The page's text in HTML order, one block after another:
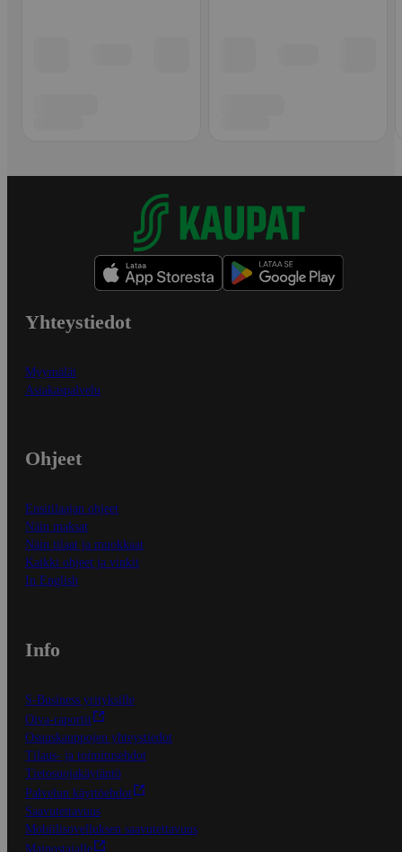
Yhteystiedot
Myymälät
Asiakaspalvelu
Ohjeet
Ensitilaajan ohjeet
Näin maksat
Näin tilaat ja muokkaat
Kaikki ohjeet ja vinkit
In English
Info
S-Business yrityksille
Oiva-raportit
Osuuskauppojen yhteystiedot
Tilaus- ja toimitusehdot
Tietosuojakäytäntö
Palvelun käyttöehdot
Saavutettavuus
Mobiilisovelluksen saavutettavuus
Mainostajalle